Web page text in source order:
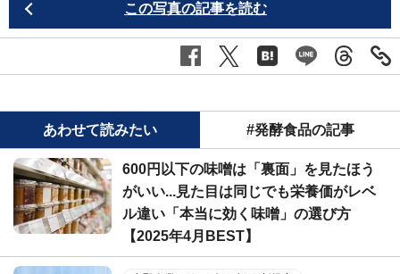
この写真の記事を読む
あわせて読みたい #発酵食品の記事
600円以下の味噌は「裏面」を見たほう
がいい...見た目は同じでも栄養価がレベ
ル違い「本当に効く味噌」の選び方
【2025年4月BEST】